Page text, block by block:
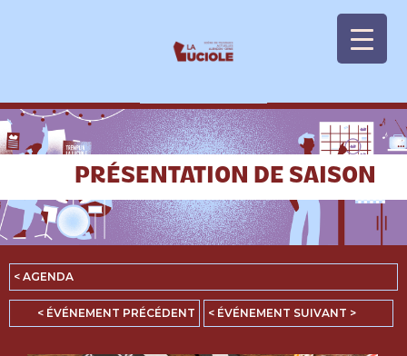
PRÉSENTATION DE SAISON
< AGENDA
< ÉVÉNEMENT PRÉCÉDENT < ÉVÉNEMENT SUIVANT >